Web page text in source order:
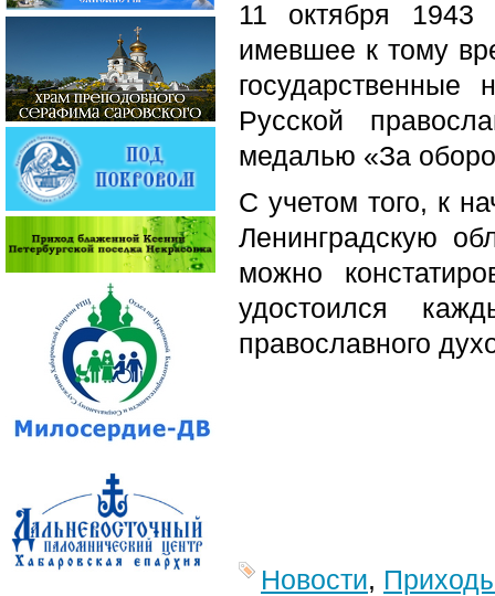
11 октября 1943
имевшее к тому
Русской
медалью «За
С учетом того, к
Ленинградскую
можно
удостоился
православного
Новости,